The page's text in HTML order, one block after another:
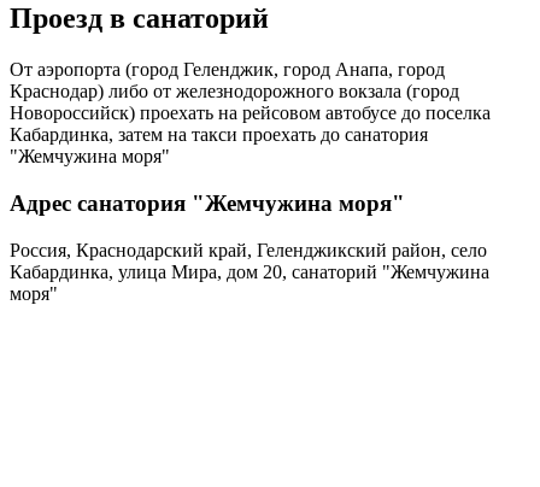
Проезд в санаторий
От аэропорта (город Геленджик, город Анапа, город
Краснодар) либо от железнодорожного вокзала (город
Новороссийск) проехать на рейсовом автобусе до поселка
Кабардинка, затем на такси проехать до санатория
"Жемчужина моря"
Адрес санатория "Жемчужина моря"
Россия, Краснодарский край, Геленджикский район, село
Кабардинка, улица Мира, дом 20, санаторий "Жемчужина
моря"